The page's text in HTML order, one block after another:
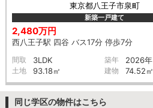
東京都八王子市泉町
新築一戸建て
2,480万円
西八王子駅 四谷 バス17分 停歩7分
間取 3LDK 築年 2026年
土地 93.18㎡ 建物 74.52㎡
同じ学区の物件はこちら